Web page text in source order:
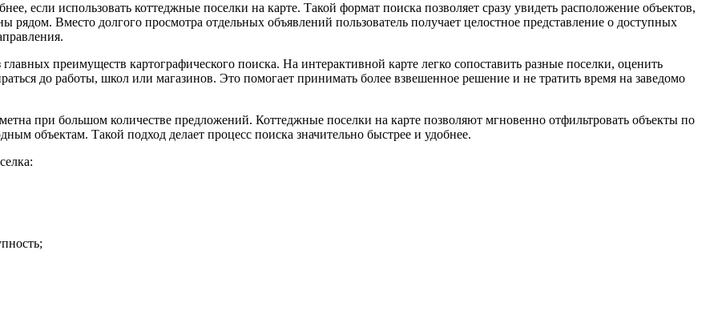
если использовать коттеджные поселки на карте. Такой формат поиска позволяет сразу увидеть расположение объектов,
рядом. Вместо долгого просмотра отдельных объявлений пользователь получает целостное представление о доступных
преимуществ картографического поиска. На интерактивной карте легко сопоставить разные поселки, оценить
до работы, школ или магазинов. Это помогает принимать более взвешенное решение и не тратить время на заведомо
при большом количестве предложений. Коттеджные поселки на карте позволяют мгновенно отфильтровать объекты по
объектам. Такой подход делает процесс поиска значительно быстрее и удобнее.